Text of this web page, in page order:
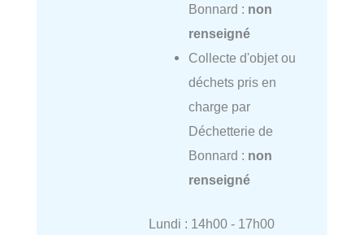
Bonnard : non
renseigné
Collecte d'objet ou
déchets pris en
charge par
Déchetterie de
Bonnard : non
renseigné
Lundi : 14h00 - 17h00